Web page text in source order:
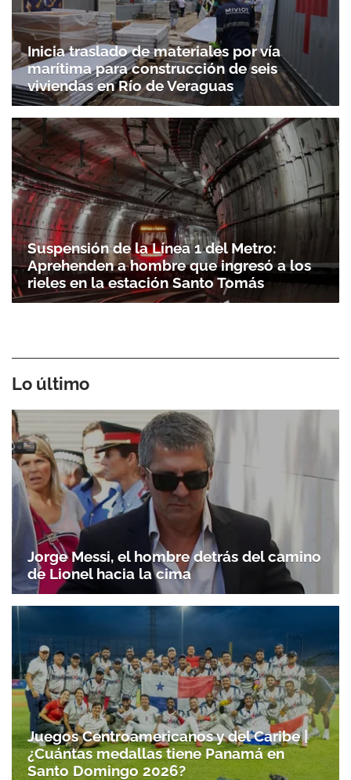
Inicia traslado de materiales por vía
marítima para construcción de seis
viviendas en Río de Veraguas
Suspensión de la Línea 1 del Metro:
Aprehenden a hombre que ingresó a los
rieles en la estación Santo Tomás
Lo último
Jorge Messi, el hombre detrás del camino
de Lionel hacia la cima
Juegos Centroamericanos y del Caribe |
¿Cuántas medallas tiene Panamá en
Santo Domingo 2026?